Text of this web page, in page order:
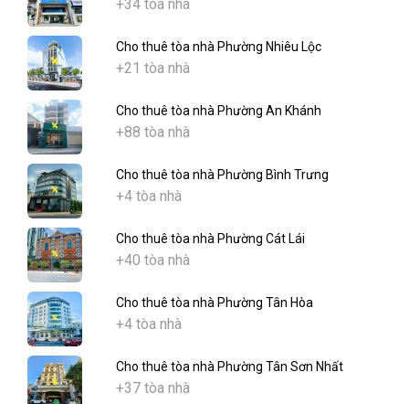
+34 tòa nhà
Cho thuê tòa nhà Phường Nhiêu Lộc
+21 tòa nhà
Cho thuê tòa nhà Phường An Khánh
+88 tòa nhà
Cho thuê tòa nhà Phường Bình Trưng
+4 tòa nhà
Cho thuê tòa nhà Phường Cát Lái
+40 tòa nhà
Cho thuê tòa nhà Phường Tân Hòa
+4 tòa nhà
Cho thuê tòa nhà Phường Tân Sơn Nhất
+37 tòa nhà